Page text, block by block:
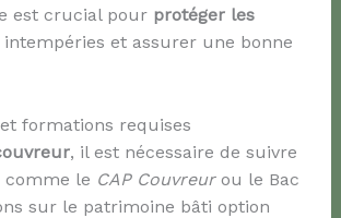
est crucial pour protéger les
et assurer une bonne
formations requises
, il est nécessaire de suivre
le CAP Couvreurou le Bac
sur le patrimoine bâti option